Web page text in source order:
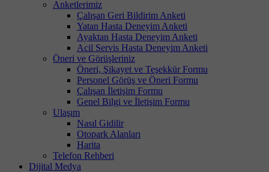
Anketlerimiz
Çalışan Geri Bildirim Anketi
Yatan Hasta Deneyim Anketi
Ayaktan Hasta Deneyim Anketi
Acil Servis Hasta Deneyim Anketi
Öneri ve Görüşleriniz
Öneri, Şikayet ve Teşekkür Formu
Personel Görüş ve Öneri Formu
Çalışan İletişim Formu
Genel Bilgi ve İletişim Formu
Ulaşım
Nasıl Gidilir
Otopark Alanları
Harita
Telefon Rehberi
Dijital Medya